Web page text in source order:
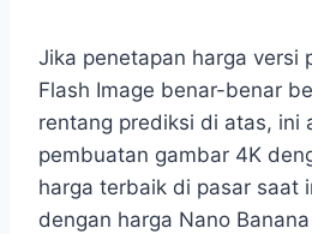
Jika penetapan harga versi
Flash Image benar-benar
rentang prediksi di atas, ini
pembuatan gambar 4K
harga terbaik di pasar saat
dengan harga Nano